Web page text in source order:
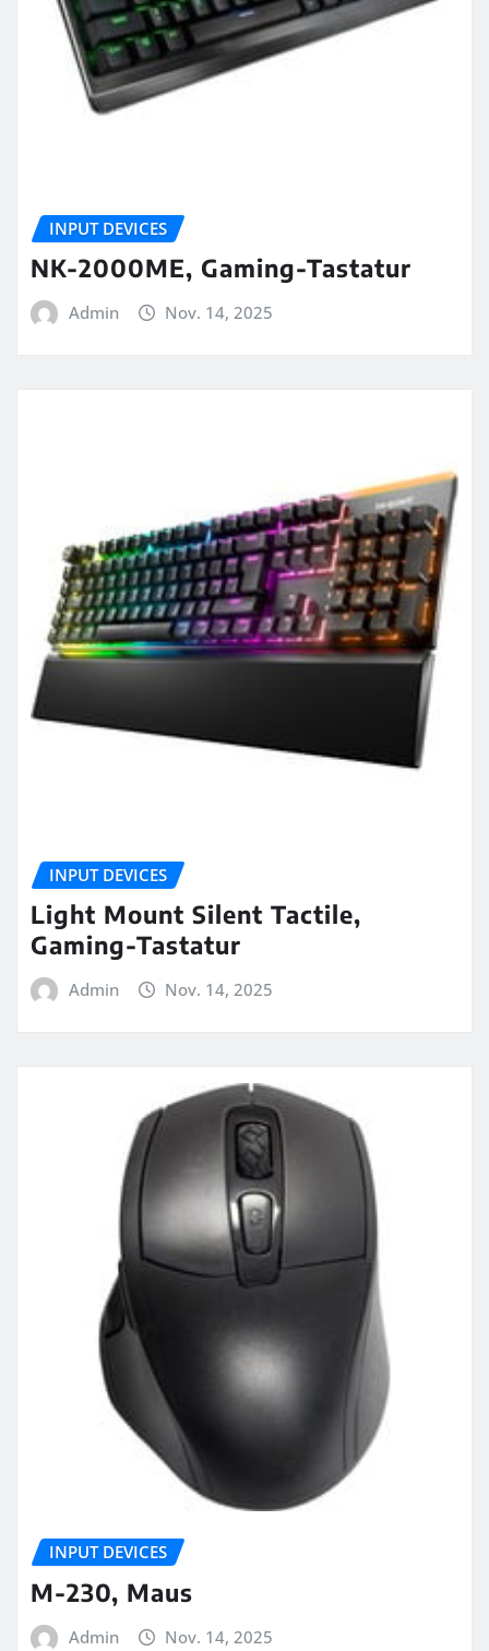
INPUT DEVICES
NK-2000ME, Gaming-Tastatur
Admin Nov. 14, 2025
INPUT DEVICES
Light Mount Silent Tactile,
Gaming-Tastatur
Admin Nov. 14, 2025
INPUT DEVICES
M-230, Maus
Admin Nov. 14, 2025